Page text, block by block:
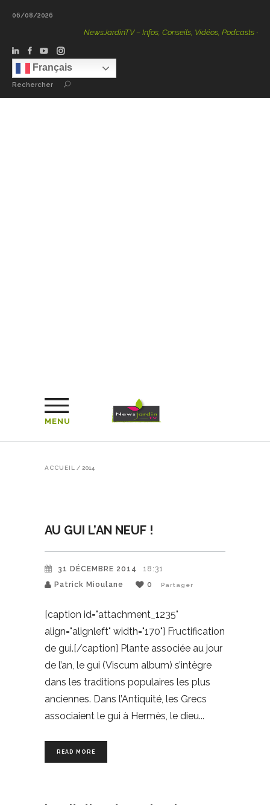
06/08/2026
NewsJardinTV – Infos, Conseils, Vidéos, Podcasts – 100 %
Français
Rechercher
MENU
ACCUEIL / 2014
AU GUI L’AN NEUF !
31 DÉCEMBRE 2014
18:31
Patrick Mioulane
0 Partager
[caption id="attachment_1235"
align="alignleft" width="170"] Fructification
de gui.[/caption] Plante associée au jour
de l’an, le gui (Viscum album) s’intègre
dans les traditions populaires les plus
anciennes. Dans l’Antiquité, les Grecs
associaient le gui à Hermès, le dieu
READ MORE